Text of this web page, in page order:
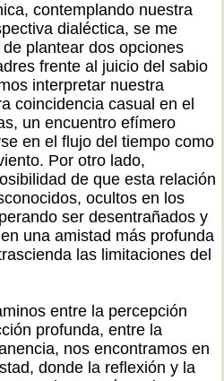
contemplando nuestra
dialéctica, se me
plantear dos opciones
frente al juicio del sabio
interpretar nuestra
coincidencia casual en el
un encuentro efímero
en el flujo del tiempo como
Por otro lado,
de que esta relación
ocultos en los
ser desentrañados y
una amistad más profunda
las limitaciones del
entre la percepción
profunda, entre la
nos encontramos en
donde la reflexión y la